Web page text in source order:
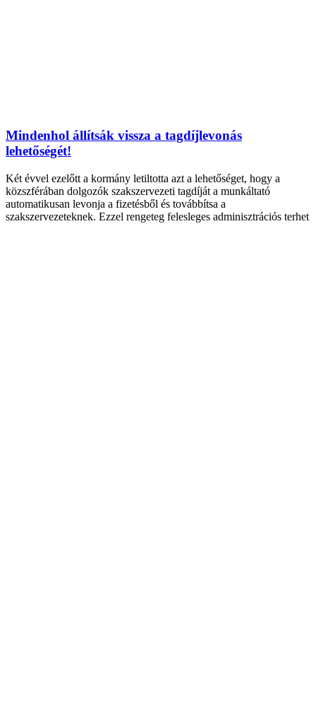
Mindenhol állítsák vissza a tagdíjlevonás
lehetőségét!
Két évvel ezelőtt a kormány letiltotta azt a lehetőséget, hogy a
közszférában dolgozók szakszervezeti tagdíját a munkáltató
automatikusan levonja a fizetésből és továbbítsa a
szakszervezeteknek. Ezzel rengeteg felesleges adminisztrációs terhet